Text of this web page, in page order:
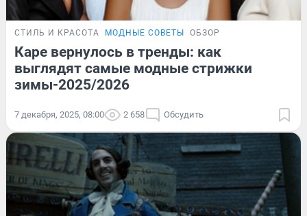
СТИЛЬ И КРАСОТА МОДНЫЕ СОВЕТЫ ОБЗОР
Каре вернулось в тренды: как
выглядят самые модные стрижки
зимы-2025/2026
7 декабря, 2025, 08:00 2 658 Обсудить